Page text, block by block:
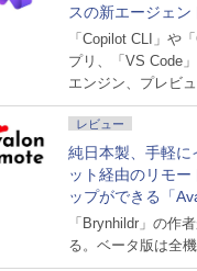
スの新エージェン
「Copilot CLI」や
プリ、「VS Code
エンジン、プレビ
レビュー
純日本製、手軽に
ット経由のリモー
ップができる「
remote」
「Brynhildr」の作
る。ベータ版は全